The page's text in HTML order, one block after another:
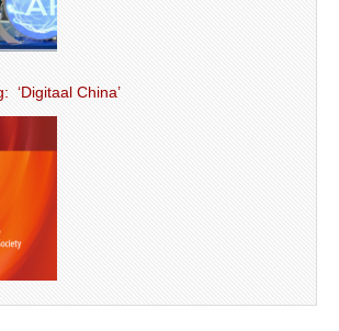
‘Digitaal China’